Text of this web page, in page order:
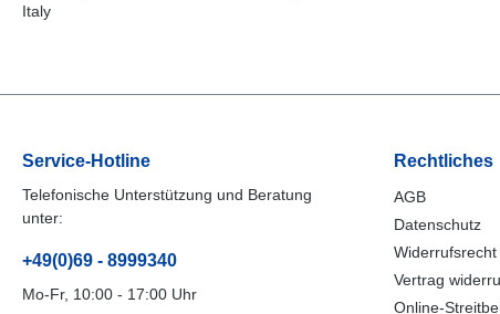
Italy
Service-Hotline
Telefonische Unterstützung und Beratung
unter:
+49(0)69 - 8999340
Mo-Fr, 10:00 - 17:00 Uhr
Rechtliches
AGB
Datenschutz
Widerrufsrecht
Vertrag
Online-